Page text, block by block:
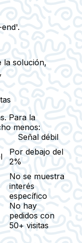
la solución,
Para la
menos:
Señal débil
Por debajo del
2%
No se muestra
interés
específico
No hay
pedidos con
50+ visitas